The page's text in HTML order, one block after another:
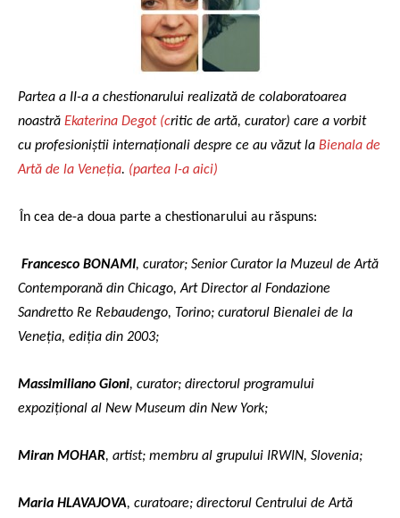
Partea a II-a a chestionarului realizată de colaboratoarea
noastră Ekaterina Degot (critic de artă, curator) care a vorbit
cu profesioniștii internaționali despre ce au văzut la Bienala de
Artă de la Veneția. (partea I-a aici)
În cea de-a doua parte a chestionarului au răspuns:
Francesco BONAMI, curator; Senior Curator la Muzeul de Artă
Contemporană din Chicago, Art Director al Fondazione
Sandretto Re Rebaudengo, Torino; curatorul Bienalei de la
Veneția, ediția din 2003;
Massimiliano Gioni, curator; directorul programului
expozițional al New Museum din New York;
Miran MOHAR, artist; membru al grupului IRWIN, Slovenia;
Maria HLAVAJOVA, curatoare; directorul Centrului de Artă